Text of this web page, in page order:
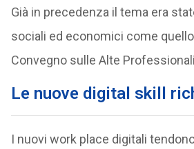
Già in precedenza il tema era
sociali ed economici come quello
Convegno sulle Alte
Le nuove digital skill
I nuovi work place digitali